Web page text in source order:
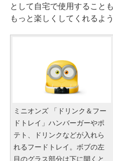
として自宅で使用すること
もっと楽しくしてくれるよ
ミニオンズ 「ドリンク＆フー
ドトレイ」ハンバーガーやポ
テト、ドリンクなどが入れら
れるフードトレイ。ボブの左
目のグラス部分は下に開くと